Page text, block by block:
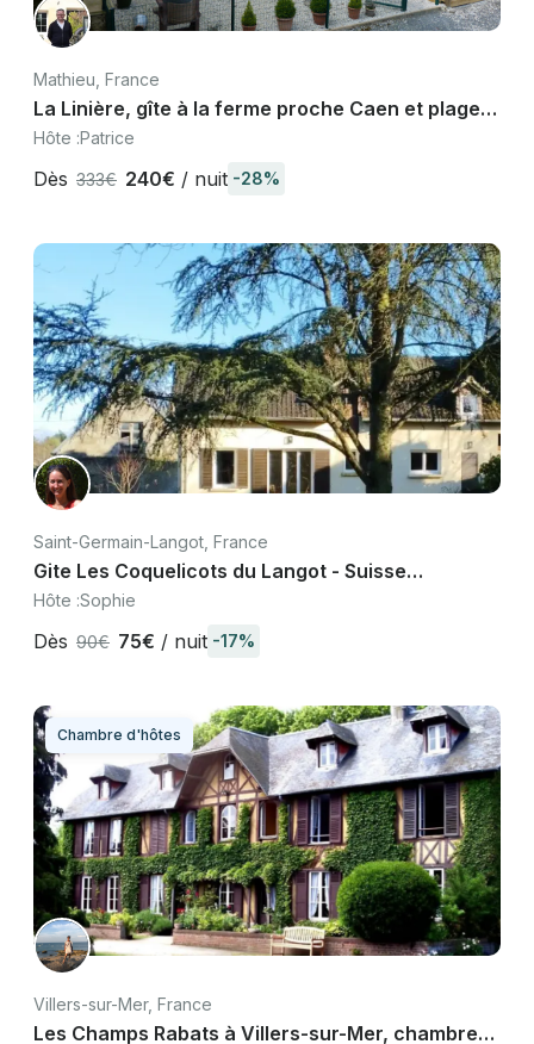
Mathieu, France
La Linière, gîte à la ferme proche Caen et plages
du débarquement Normandie
Hôte :Patrice
Dès 333€ 240€ / nuit -28%
Saint-Germain-Langot, France
Gite Les Coquelicots du Langot - Suisse
Normande, Calvados
Hôte :Sophie
Dès 90€ 75€ / nuit -17%
Chambre d'hôtes
Villers-sur-Mer, France
Les Champs Rabats à Villers-sur-Mer, chambres